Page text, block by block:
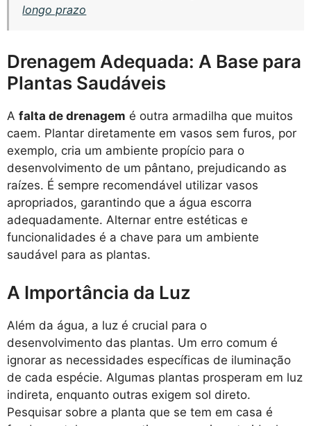
longo prazo
Drenagem Adequada: A Base para
Plantas Saudáveis
A falta de drenagem é outra armadilha que muitos
caem. Plantar diretamente em vasos sem furos, por
exemplo, cria um ambiente propício para o
desenvolvimento de um pântano, prejudicando as
raízes. É sempre recomendável utilizar vasos
apropriados, garantindo que a água escorra
adequadamente. Alternar entre estéticas e
funcionalidades é a chave para um ambiente
saudável para as plantas.
A Importância da Luz
Além da água, a luz é crucial para o
desenvolvimento das plantas. Um erro comum é
ignorar as necessidades específicas de iluminação
de cada espécie. Algumas plantas prosperam em luz
indireta, enquanto outras exigem sol direto.
Pesquisar sobre a planta que se tem em casa é